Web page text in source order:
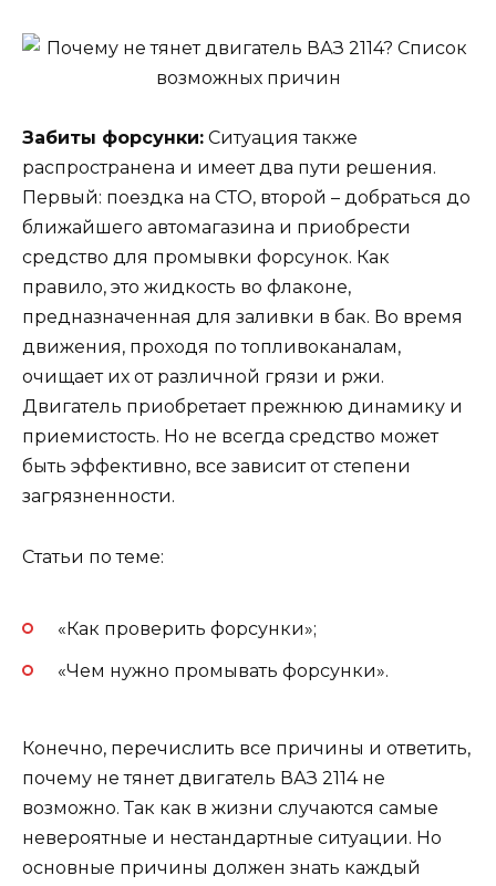
Забиты форсунки: Ситуация также
распространена и имеет два пути решения.
Первый: поездка на СТО, второй – добраться до
ближайшего автомагазина и приобрести
средство для промывки форсунок. Как
правило, это жидкость во флаконе,
предназначенная для заливки в бак. Во время
движения, проходя по топливоканалам,
очищает их от различной грязи и ржи.
Двигатель приобретает прежнюю динамику и
приемистость. Но не всегда средство может
быть эффективно, все зависит от степени
загрязненности.
Статьи по теме:
«Как проверить форсунки»;
«Чем нужно промывать форсунки».
Конечно, перечислить все причины и ответить,
почему не тянет двигатель ВАЗ 2114 не
возможно. Так как в жизни случаются самые
невероятные и нестандартные ситуации. Но
основные причины должен знать каждый